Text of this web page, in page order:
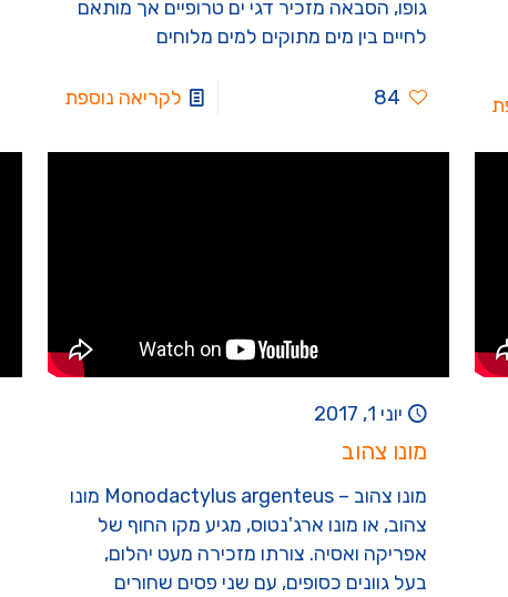
גופו, הסבאה מזכיר דגי ים טרופיים אך מותאם
לחיים בין מים מתוקים למים מלוחים
84 לקריאה נוספת
יוני 1, 2017
מונו צהוב
מונו צהוב – Monodactylus argenteus מונו
צהוב, או מונו ארג'נטוס, מגיע מקו החוף של
אפריקה ואסיה. צורתו מזכירה מעט יהלום,
בעל גוונים כסופים, עם שני פסים שחורים